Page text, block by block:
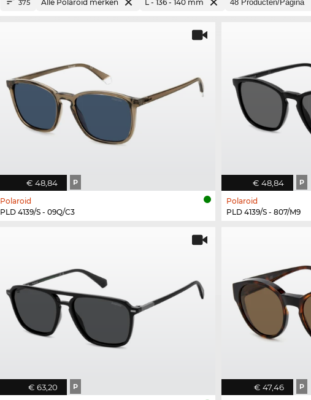
375 Alle Polaroid merken L - 136 - 140 mm
€ 48,84 P
Polaroid
PLD 4139/S - 09Q/C3
€ 48,84 P
Polaroid
PLD 4139/S - 807/M9
€ 63,20 P € 47,46 P